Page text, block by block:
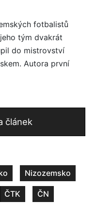
fotbalistů
tým dvakrát
do mistrovství
Autora první
článek
Nizozemsko
ČTK ČN